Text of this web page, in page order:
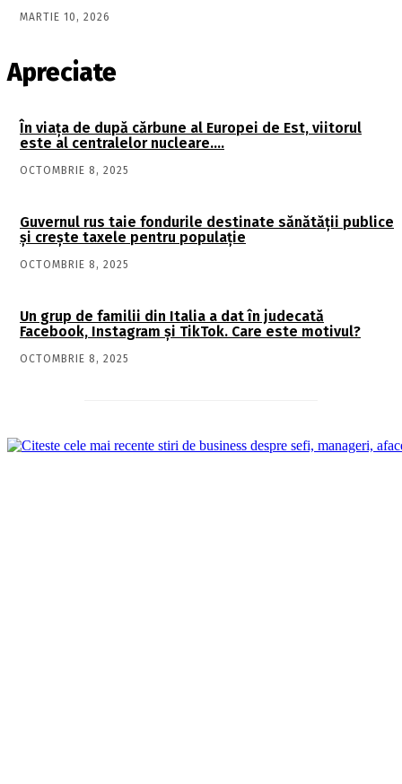
MARTIE 10, 2026
Apreciate
În viaţa de după cărbune al Europei de Est, viitorul
este al centralelor nucleare….
OCTOMBRIE 8, 2025
Guvernul rus taie fondurile destinate sănătății publice
și crește taxele pentru populație
OCTOMBRIE 8, 2025
Un grup de familii din Italia a dat în judecată
Facebook, Instagram și TikTok. Care este motivul?
OCTOMBRIE 8, 2025